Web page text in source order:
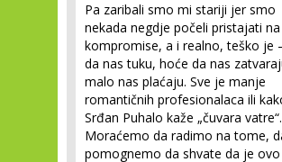
Pa zaribali smo mi stariji jer smo
nekada negdje počeli pristajati na
kompromise, a i realno, teško je
da nas tuku, hoće da nas
malo nas plaćaju. Sve je manje
romantičnih profesionalaca ili
Srđan Puhalo kaže „čuvara vatre“.
Moraćemo da radimo na tome,
pomognemo da shvate da je